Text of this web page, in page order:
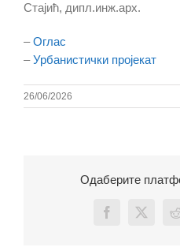
Стајић, дипл.инж.арх.
–Оглас
–Урбанистички пројекат
26/06/2026
Одаберите
Facebook
X